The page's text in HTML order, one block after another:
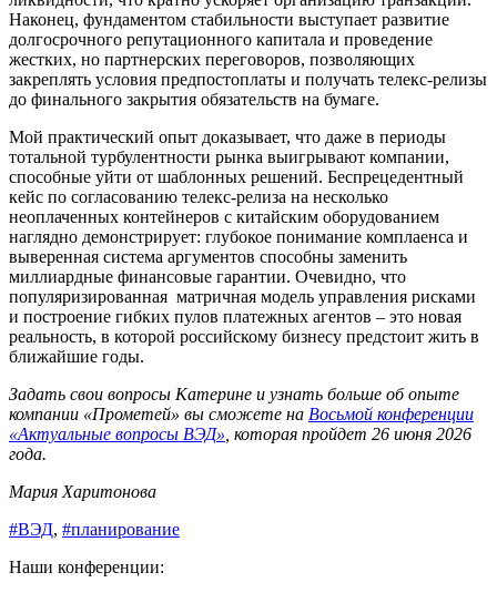
Наконец, фундаментом стабильности выступает развитие
долгосрочного репутационного капитала и проведение
жестких, но партнерских переговоров, позволяющих
закреплять условия предпостоплаты и получать телекс-релизы
до финального закрытия обязательств на бумаге.
Мой практический опыт доказывает, что даже в периоды
тотальной турбулентности рынка выигрывают компании,
способные уйти от шаблонных решений. Беспрецедентный
кейс по согласованию телекс-релиза на несколько
неоплаченных контейнеров с китайским оборудованием
наглядно демонстрирует: глубокое понимание комплаенса и
выверенная система аргументов способны заменить
миллиардные финансовые гарантии. Очевидно, что
популяризированная матричная модель управления рисками
и построение гибких пулов платежных агентов – это новая
реальность, в которой российскому бизнесу предстоит жить в
ближайшие годы.
Задать свои вопросы Катерине и узнать больше об опыте
компании «Прометей» вы сможете на Восьмой конференции
«Актуальные вопросы ВЭД» , которая пройдет 26 июня 2026
года.
Мария Харитонова
#ВЭД, #планирование
Наши конференции: